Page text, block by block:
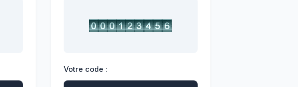
Votre code :